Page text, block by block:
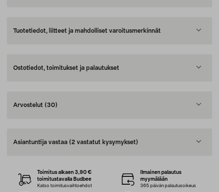
Tuotetiedot, liitteet ja mahdolliset varoitusmerkinnät
Ostotiedot, toimitukset ja palautukset
Arvostelut (30)
Asiantuntija vastaa (2 vastatut kysymykset)
Toimitus alkaen 3,90 €
toimitustavalla Budbee
Katso toimitusvaihtoehdot
Ilmainen palautus
myymälään
365 päivän palautusoikeus